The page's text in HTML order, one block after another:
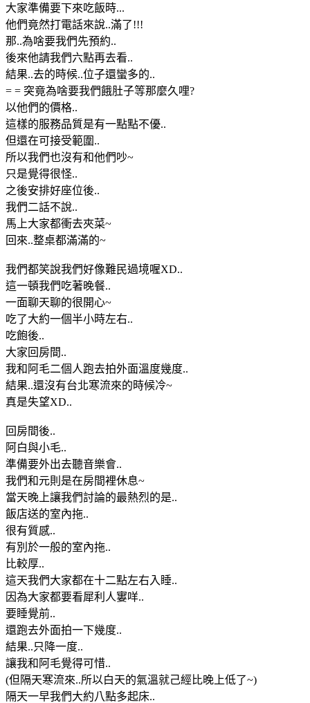
大家準備要下來吃飯時...
他們竟然打電話來說..滿了!!!
那..為啥要我們先預約..
後來他請我們六點再去看..
結果..去的時候..位子還蠻多的..
= = 突竟為啥要我們餓肚子等那麼久哩?
以他們的價格..
這樣的服務品質是有一點點不優..
但還在可接受範圍..
所以我們也沒有和他們吵~
只是覺得很怪..
之後安排好座位後..
我們二話不說..
馬上大家都衝去夾菜~
回來..整桌都滿滿的~
我們都笑說我們好像難民過境喔XD..
這一頓我們吃著晚餐..
一面聊天聊的很開心~
吃了大約一個半小時左右..
吃飽後..
大家回房間..
我和阿毛二個人跑去拍外面溫度幾度..
結果..還沒有台北寒流來的時候冷~
真是失望XD..
回房間後..
阿白與小毛..
準備要外出去聽音樂會..
我們和元則是在房間裡休息~
當天晚上讓我們討論的最熱烈的是..
飯店送的室內拖..
很有質感..
有別於一般的室內拖..
比較厚..
這天我們大家都在十二點左右入睡..
因為大家都要看犀利人寠咩..
要睡覺前..
還跑去外面拍一下幾度..
結果..只降一度..
讓我和阿毛覺得可惜..
(但隔天寒流來..所以白天的氣溫就己經比晚上低了~)
隔天一早我們大約八點多起床..